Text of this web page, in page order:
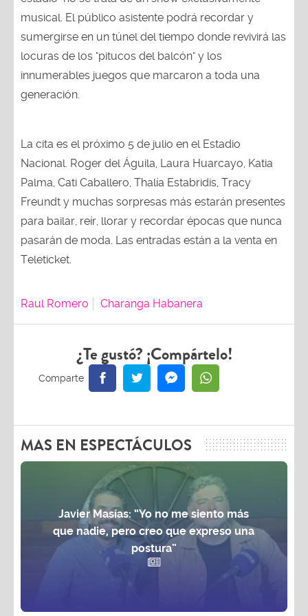
musical. El público asistente podrá recordar y
sumergirse en un túnel del tiempo donde revivirá las
locuras de los "pitucos del balcón" y los
innumerables juegos que marcaron a toda una
generación.
La cita es el próximo 5 de julio en el Estadio
Nacional. Roger del Águila, Laura Huarcayo, Katia
Palma, Cati Caballero, Thalía Estabridis, Tracy
Freundt y muchas sorpresas más estarán presentes
para bailar, reír, llorar y recordar épocas que nunca
pasarán de moda. Las entradas están a la venta en
Teleticket.
Raul Romero Charanga Habanera
¿Te gustó? ¡Compártelo!
MAS EN ESPECTÁCULOS
Javier Masías: “Yo no me siento más
que nadie, pero creo que expreso una
postura”